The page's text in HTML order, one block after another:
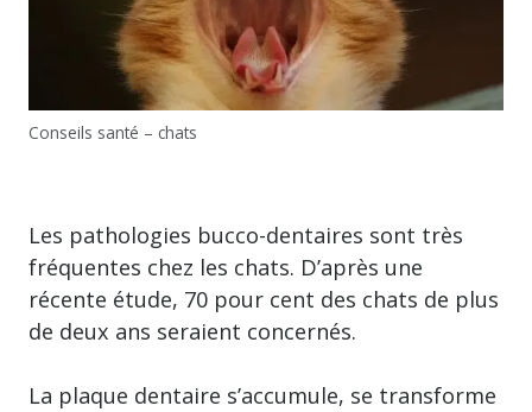
Conseils santé – chats
Les pathologies bucco-dentaires sont très
fréquentes chez les chats. D’après une
récente étude, 70 pour cent des chats de plus
de deux ans seraient concernés.
La plaque dentaire s’accumule, se transforme